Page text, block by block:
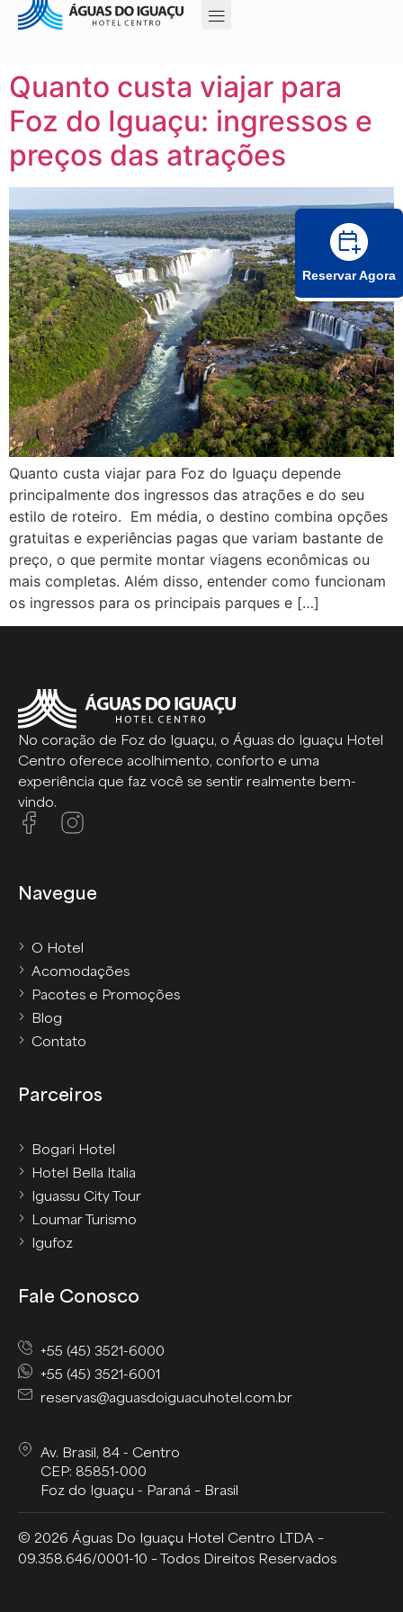
Quanto custa viajar para
Foz do Iguaçu: ingressos e
preços das atrações
Quanto custa viajar para Foz do Iguaçu depende
principalmente dos ingressos das atrações e do seu
estilo de roteiro. Em média, o destino combina opções
gratuitas e experiências pagas que variam bastante de
preço, o que permite montar viagens econômicas ou
mais completas. Além disso, entender como funcionam
os ingressos para os principais parques e […]
No coração de Foz do Iguaçu, o Águas do Iguaçu Hotel
Centro oferece acolhimento, conforto e uma
experiência que faz você se sentir realmente bem-
vindo.
Navegue
O Hotel
Acomodações
Pacotes e Promoções
Blog
Contato
Parceiros
Bogari Hotel
Hotel Bella Italia
Iguassu City Tour
Loumar Turismo
Igufoz
Fale Conosco
+55 (45) 3521-6000
+55 (45) 3521-6001
reservas@aguasdoiguacuhotel.com.br
Av. Brasil, 84 - Centro
CEP: 85851-000
Foz do Iguaçu - Paraná – Brasil
© 2026 Águas Do Iguaçu Hotel Centro LTDA –
09.358.646/0001-10 – Todos Direitos Reservados
Reservar Agora